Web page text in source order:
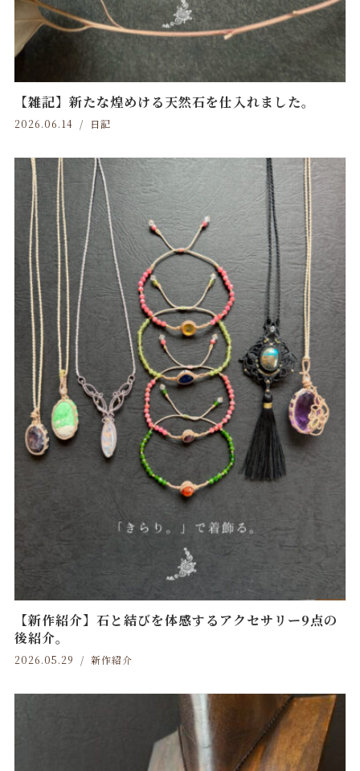
【雑記】新たな煌めける天然石を仕入れました。
2026.06.14 日記
【新作紹介】石と結びを体感するアクセサリー9点の
後紹介。
2026.05.29 新作紹介